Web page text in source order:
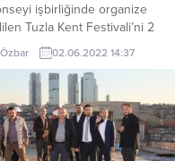
işbirliğinde organize
Tuzla Kent Festivali’ni 2
İstanbullu ziyaret etti.
Belediyesi ve Tuzla Kent
işbirliğinde 4 gün süren
Kent Festivali’ tamamlandı.
dört bir yanından
kadınlar el emeği ürünlerini
sergilediler. El emeği
Özbar 02.06.2022 14:37